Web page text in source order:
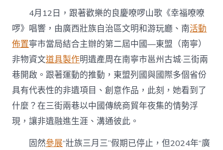
4月12日，跟著歡樂的良慶嘹啰山歌《幸福嘹嘹
啰》唱響，由廣西壯族自治區文明和游玩廳、南活動
佈置寧市當局結合主辦的第二屆中國—東盟（南寧）
非物資文道具製作明遺產周在南寧市邕州古城·三街兩
巷開啟。跟著運動的推動，東盟列國與國際多個省份
具有代表性的非遺項目、創意作品，此刻，她看到了
什麼？在三街兩巷以中國傳統商貿年夜集的情勢浮
現，讓非遺融進生涯、溝通彼此。
固然參展“壯族三月三”假期已停止，但2024年“廣